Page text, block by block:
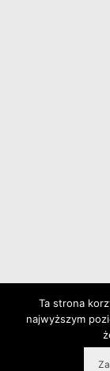
Ta strona
najwyższym